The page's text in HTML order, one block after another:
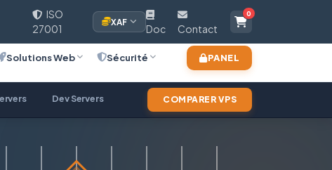
ISO
27001
XAF
Doc Contact
0
Solutions Web Sécurité PANEL
Dev Servers COMPARER VPS